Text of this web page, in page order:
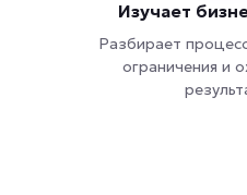
Изучает
Разбирает
ограничения и